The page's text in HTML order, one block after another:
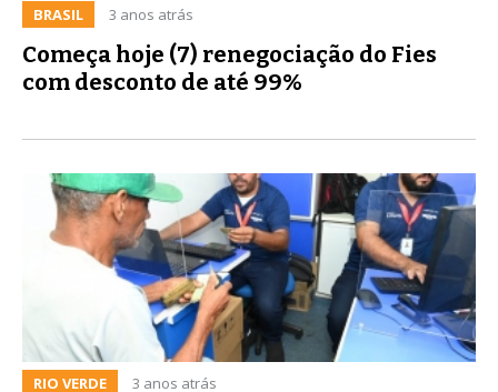
BRASIL 3 anos atrás
Começa hoje (7) renegociação do Fies
com desconto de até 99%
RIO VERDE 3 anos atrás